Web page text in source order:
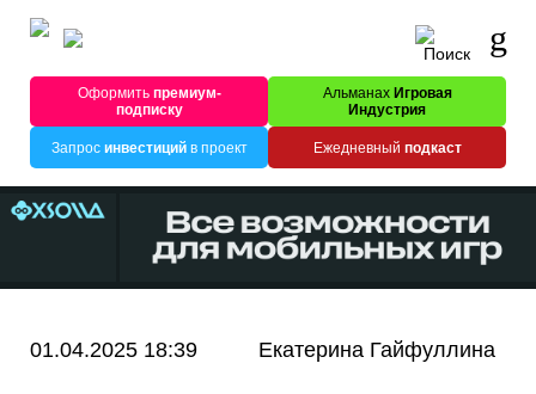
Оформитьпремиум-
подписку
Альманах Игровая
Индустрия
Запрос инвестицийв проект Ежедневный подкаст
01.04.2025 18:39 Екатерина Гайфуллина